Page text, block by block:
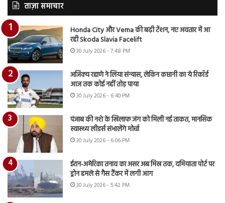
ताज़ा समाचार
Honda City और Verna की बढ़ी टेंशन, नए अवतार में आ
रही Skoda Slavia Facelift
30 July 2026 - 7:48 PM
अजिंक्य रहाणे ने लिया संन्यास, लेकिन कप्तानी का ये रिकॉर्ड
आज तक कोई नहीं तोड़ पाया
30 July 2026 - 6:40 PM
पंजाब की नशे के खिलाफ जंग को मिली नई ताकत, मानसिक
स्वास्थ्य लीडर्स संभालेंगे मोर्चा
30 July 2026 - 6:06 PM
ईरान-अमेरिका तनाव का असर अब मिस्र तक, दमियाता पोर्ट पर
ड्रोन हमले से गैस टैंकर में लगी आग
30 July 2026 - 5:42 PM